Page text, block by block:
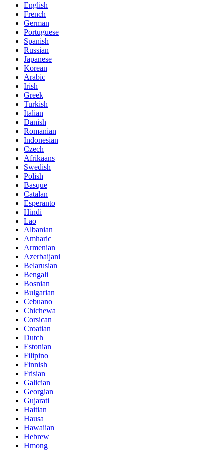
English
French
German
Portuguese
Spanish
Russian
Japanese
Korean
Arabic
Irish
Greek
Turkish
Italian
Danish
Romanian
Indonesian
Czech
Afrikaans
Swedish
Polish
Basque
Catalan
Esperanto
Hindi
Lao
Albanian
Amharic
Armenian
Azerbaijani
Belarusian
Bengali
Bosnian
Bulgarian
Cebuano
Chichewa
Corsican
Croatian
Dutch
Estonian
Filipino
Finnish
Frisian
Galician
Georgian
Gujarati
Haitian
Hausa
Hawaiian
Hebrew
Hmong